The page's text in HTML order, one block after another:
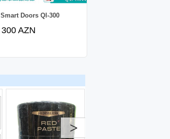
Smart Doors Ql-300
300 AZN